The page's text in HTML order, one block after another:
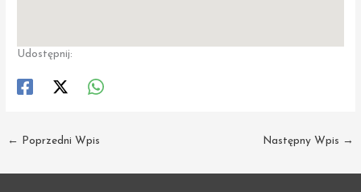
Udostępnij:
← Poprzedni Wpis Następny Wpis →